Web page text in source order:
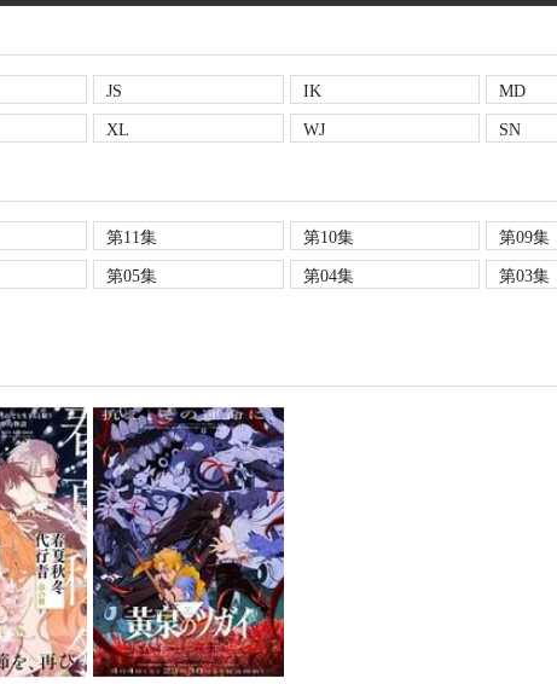
JS IK MD
XL WJ SN
第11集 第10集 第09集
第05集 第04集 第03集